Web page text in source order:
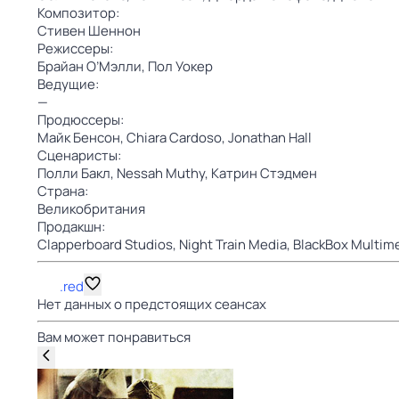
Композитор:
Стивен Шеннон
Режиссеры:
Брайан О’Мэлли, Пол Уокер
Ведущие:
—
Продюссеры:
Майк Бенсон,Chiara Cardoso,Jonathan Hall
Сценаристы:
Полли Бакл, Nessah Muthy, Катрин Стэдмен
Страна:
Великобритания
Продакшн:
Clapperboard Studios, Night Train Media, BlackBox
.red
Нет данных о предстоящих сеансах
Вам может понравиться